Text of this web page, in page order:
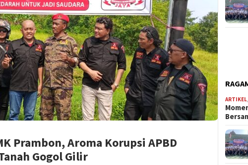
Prambon, Aroma Korupsi APBD
Gogol Gilir
ARTIKEL,